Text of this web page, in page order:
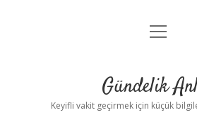
Anasayfa
Yasal Uyarı
menüyü
Gündelik
Keyifli vakit geçirmek için küçük